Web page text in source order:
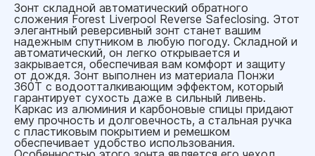
Зонт складной автоматический обратного
сложения Forest Liverpool Reverse Safeclosing. Этот
элегантный реверсивный зонт станет вашим
надежным спутником в любую погоду. Складной и
автоматический, он легко открывается и
закрывается, обеспечивая вам комфорт и защиту
от дождя. Зонт выполнен из материала Понжи
360T с водоотталкивающим эффектом, который
гарантирует сухость даже в сильный ливень.
Каркас из алюминия и карбоновые спицы придают
ему прочность и долговечность, а стальная ручка
с пластиковым покрытием и ремешком
обеспечивает удобство использования.